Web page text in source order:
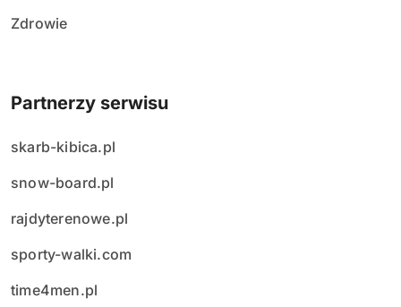
Zdrowie
Partnerzy serwisu
skarb-kibica.pl
snow-board.pl
rajdyterenowe.pl
sporty-walki.com
time4men.pl